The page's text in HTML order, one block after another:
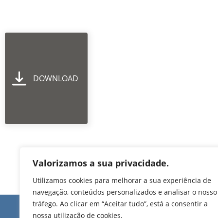
Valorizamos a sua privacidade.
Utilizamos cookies para melhorar a sua experiência de
navegação, conteúdos personalizados e analisar o nosso
tráfego. Ao clicar em “Aceitar tudo”, está a consentir a
nossa utilização de cookies.
DOWNLOAD
Edifício de Jovim